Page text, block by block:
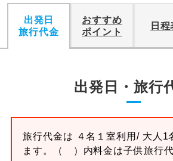
出発日
旅行代金
おすすめ
ポイント
日程
出発日・旅行
旅行代金は ４名１室利用/ 大人1
ます。
（ ）内料金は子供旅行代